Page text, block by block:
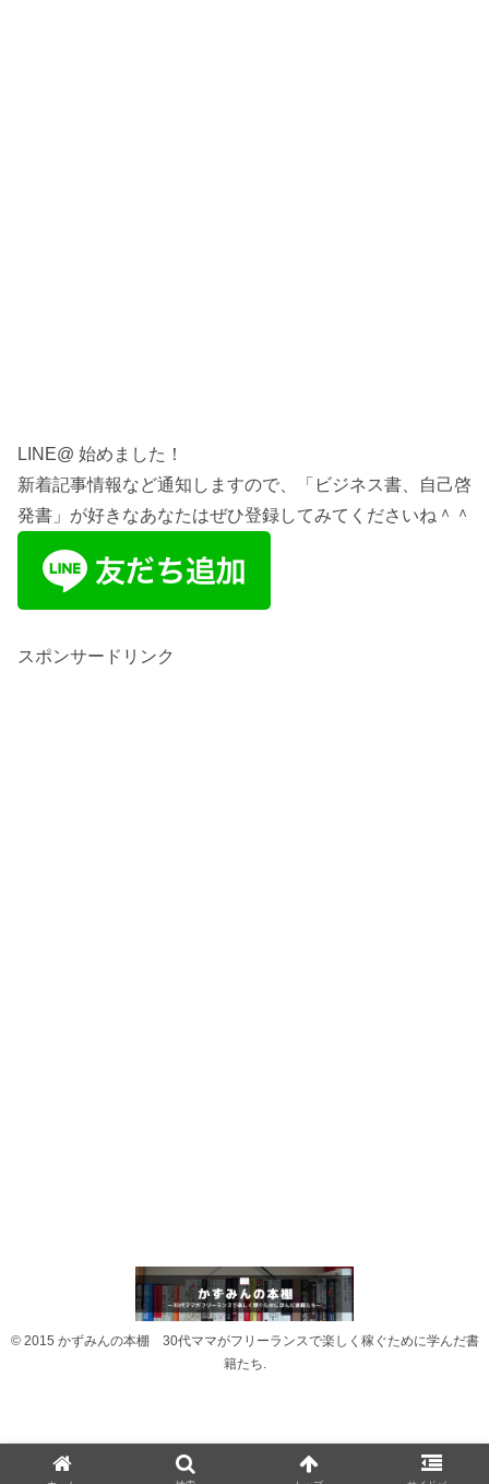
LINE@ 始めました！
新着記事情報など通知しますので、「ビジネス書、自己啓
発書」が好きなあなたはぜひ登録してみてくださいね＾＾
スポンサードリンク
© 2015 かずみんの本棚 30代ママがフリーランスで楽しく稼ぐために学んだ書
籍たち.